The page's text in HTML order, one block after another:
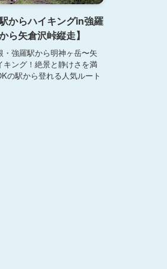
からハイキングin強羅
ら矢倉沢峠縦走】
・強羅駅から明神ヶ岳〜矢
キング！絶景と静けさを満
の駅から登れる人気ルート